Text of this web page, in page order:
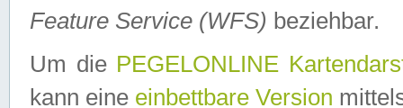
Feature Service (WFS) beziehbar.
Um die PEGELONLINE
kann eine einbettbare Version